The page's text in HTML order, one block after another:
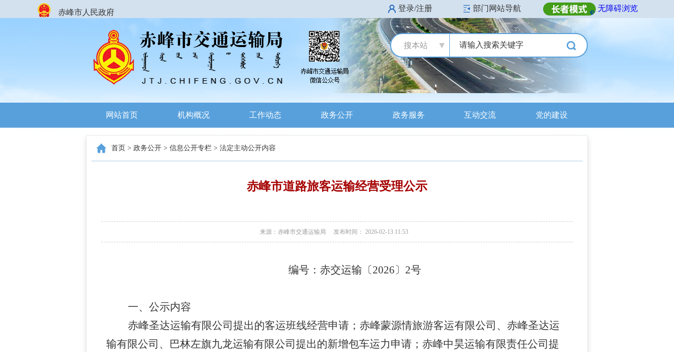
赤峰市人民政府 登录/注册 部门网站导航 无障碍浏览
搜本站
网站首页 机构概况 工作动态 政务公开 政务服务 互动交流 党的建设
首页 > 政务公开 > 信息公开专栏 > 法定主动公开内容
赤峰市道路旅客运输经营受理公示
来源：赤峰市交通运输局 发布时间： 2026-02-13 11:53
编号：赤交运输〔2026〕 2号
一、 公示内容
赤峰圣达运输有限公司提出的客运班线经营申请；赤峰蒙源情旅游客运有限公司、赤峰圣达运
输有限公司、巴林左旗九龙运输有限公司提出的新增包车运力申请；赤峰中昊运输有限责任公司提